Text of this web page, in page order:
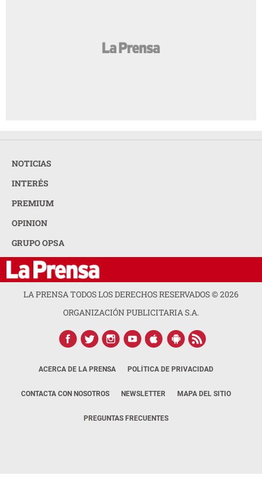
NOTICIAS
INTERÉS
PREMIUM
OPINION
GRUPO OPSA
LA PRENSA TODOS LOS DERECHOS RESERVADOS ©2026
ORGANIZACIÓN PUBLICITARIA S.A.
ACERCA DE LA PRENSA POLÍTICA DE PRIVACIDAD
CONTACTA CON NOSOTROS NEWSLETTER MAPA DEL SITIO
PREGUNTAS FRECUENTES